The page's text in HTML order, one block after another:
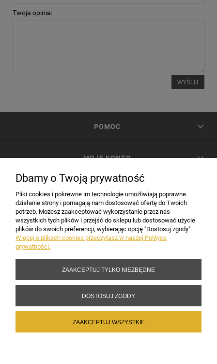
Twoja opinia:
WYŚLIJ
POMOC
MOJE KONTO
INFORMACJE
Copyright 2017-2026 Sakramento.pl
Dbamy o Twoją prywatność
Pliki cookies i pokrewne im technologie umożliwiają poprawne
działanie strony i pomagają nam dostosować ofertę do Twoich
potrzeb. Możesz zaakceptować wykorzystanie przez nas
wszystkich tych plików i przejść do sklepu lub dostosować użycie
plików do swoich preferencji, wybierając opcję "Dostosuj zgody".
Więcej o plikach cookies przeczytasz w naszej Polityce
prywatności.
ZAAKCEPTUJ TYLKO NIEZBĘDNE
DOSTOSUJ ZGODY
ZAAKCEPTUJ WSZYSTKIE